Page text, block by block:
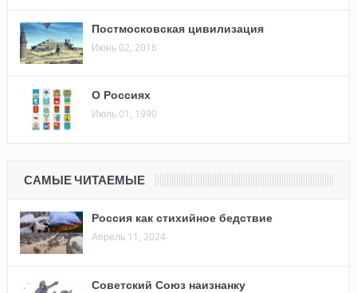
Постмосковская цивилизация
Июнь 02, 2016
О Россиях
Июль 01, 1990
САМЫЕ ЧИТАЕМЫЕ
Россия как стихийное бедствие
Апрель 11, 2024
Советский Союз наизнанку